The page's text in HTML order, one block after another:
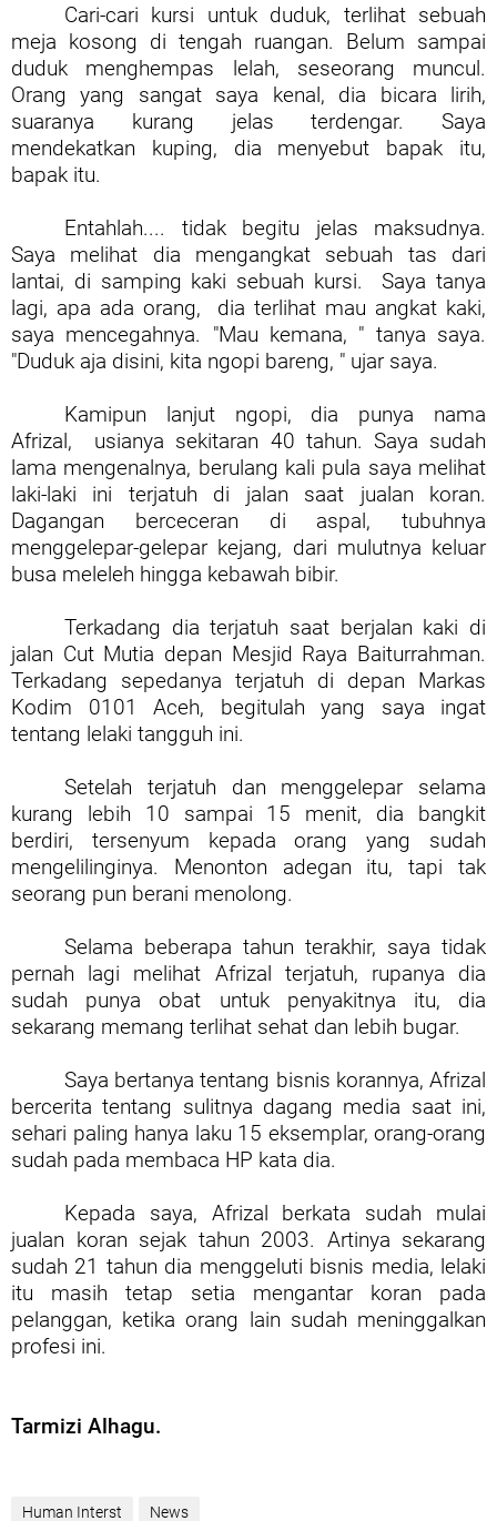
Cari-cari kursi untuk duduk, terlihat sebuah
meja kosong di tengah ruangan. Belum sampai
duduk menghempas lelah, seseorang muncul.
Orang yang sangat saya kenal, dia bicara lirih,
suaranya kurang jelas terdengar. Saya
mendekatkan kuping, dia menyebut bapak itu,
bapak itu.
Entahlah.... tidak begitu jelas maksudnya.
Saya melihat dia mengangkat sebuah tas dari
lantai, di samping kaki sebuah kursi. Saya tanya
lagi, apa ada orang,
dia terlihat mau angkat kaki,
saya mencegahnya. "Mau kemana, " tanya saya.
"Duduk aja disini, kita ngopi bareng, " ujar saya.
Kamipun lanjut ngopi, dia punya nama
Afrizal,
usianya sekitaran 40 tahun. Saya sudah
lama mengenalnya, berulang kali pula saya melihat
laki-laki ini terjatuh di jalan saat jualan koran.
Dagangan berceceran di aspal, tubuhnya
menggelepar-gelepar kejang, dari mulutnya keluar
busa meleleh hingga kebawah bibir.
Terkadang dia terjatuh saat berjalan kaki di
jalan Cut Mutia depan Mesjid Raya Baiturrahman.
Terkadang sepedanya terjatuh di depan Markas
Kodim 0101 Aceh, begitulah yang saya ingat
tentang lelaki tangguh ini.
Setelah terjatuh dan menggelepar selama
kurang lebih 10 sampai 15 menit, dia bangkit
berdiri, tersenyum kepada orang yang sudah
mengelilinginya. Menonton adegan itu, tapi tak
seorang pun berani menolong.
Selama beberapa tahun terakhir, saya tidak
pernah lagi melihat Afrizal terjatuh, rupanya dia
sudah punya obat untuk penyakitnya itu, dia
sekarang memang terlihat sehat dan lebih bugar.
Saya bertanya tentang bisnis korannya, Afrizal
bercerita tentang sulitnya dagang media saat ini,
sehari paling hanya laku 15 eksemplar, orang-orang
sudah pada membaca HP kata dia.
Kepada saya, Afrizal berkata sudah mulai
jualan koran sejak tahun 2003. Artinya sekarang
sudah 21 tahun dia menggeluti bisnis media, lelaki
itu masih tetap setia mengantar koran pada
pelanggan, ketika orang lain sudah meninggalkan
profesi ini.
Tarmizi Alhagu.
Human Interst News